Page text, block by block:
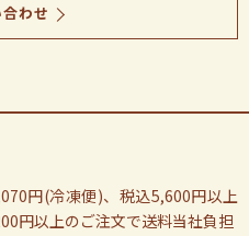
わせ
円(冷凍便)、税込5,600円以上
円以上のご注文で送料当社負担